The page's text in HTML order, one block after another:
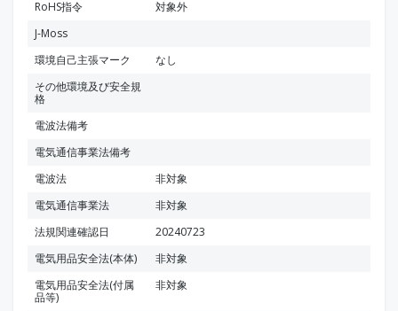
RoHS指令
対象外
J-Moss
環境自己主張マーク
なし
その他環境及び安全規
格
電波法備考
電気通信事業法備考
電波法
非対象
電気通信事業法
非対象
法規関連確認日
20240723
電気用品安全法(本体)
非対象
電気用品安全法(付属
品等)
非対象